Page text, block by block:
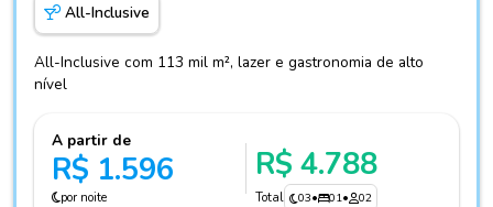
All-Inclusive
All-Inclusive com 113 mil m², lazer e gastronomia de alto
nível
A partir de
R$ 1.596
por noite
R$ 4.788
Total 03• 01• 02